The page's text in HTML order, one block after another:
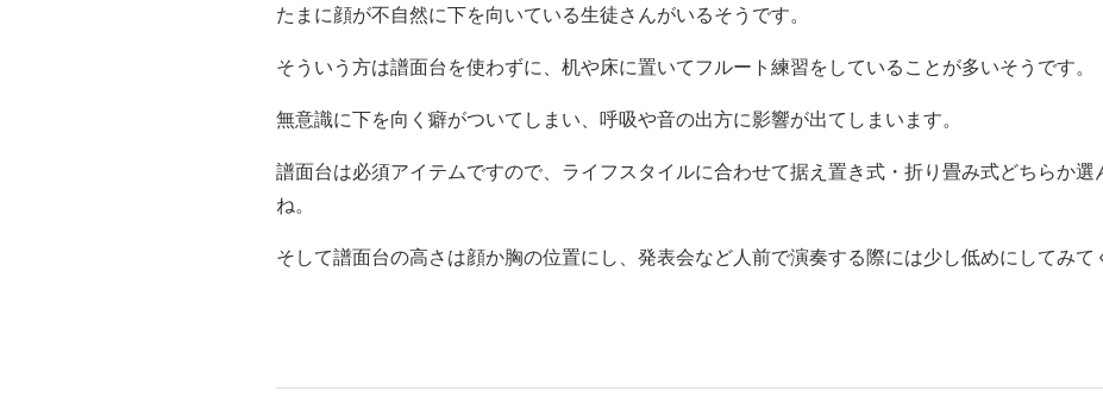
たまに顔が不自然に下を向いている生徒さんがいるそうです。
そういう方は譜面台を使わずに、机や床に置いてフルート練習をしていることが多いそうです。
無意識に下を向く癖がついてしまい、呼吸や音の出方に影響が出てしまいます。
譜面台は必須アイテムですので、ライフスタイルに合わせて据え置き式・折り畳み式どちらか
ね。
そして譜面台の高さは顔か胸の位置にし、発表会など人前で演奏する際には少し低めにしてみて